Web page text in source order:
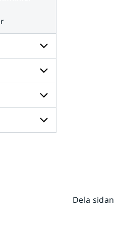
Undersidor
för
Radar
och
satellit
Undersidor
för
Väder
till
havs
Undersidor
för
Dela sidan